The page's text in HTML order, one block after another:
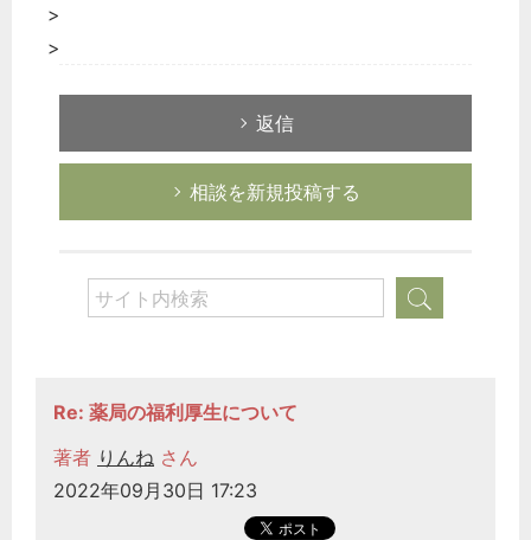
>
>
返信
相談を新規投稿する
Re: 薬局の福利厚生について
著者 りんね さん
2022年09月30日 17:23